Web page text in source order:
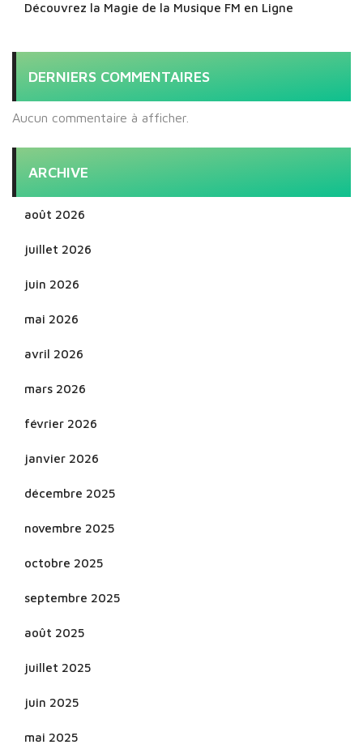
Découvrez la Magie de la Musique FM en Ligne
DERNIERS COMMENTAIRES
Aucun commentaire à afficher.
ARCHIVE
août 2026
juillet 2026
juin 2026
mai 2026
avril 2026
mars 2026
février 2026
janvier 2026
décembre 2025
novembre 2025
octobre 2025
septembre 2025
août 2025
juillet 2025
juin 2025
mai 2025